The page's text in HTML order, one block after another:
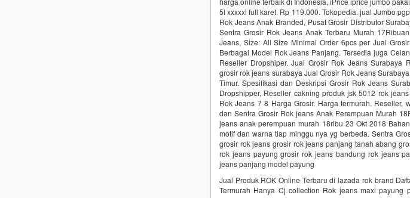
5l xxxxxl full karet. Rp 119.000. Tokopedia. jual Jumbo
Rok Jeans Anak Branded, Pusat Grosir Distributor
Sentra Grosir Rok Jeans Anak Terbaru Murah
Jeans, Size: All Size Minimal Order 6pcs per Jual
Berbagai Model Rok Jeans Panjang. Tersedia juga
Reseller Dropshiper. Jual Grosir Rok Jeans Surabaya
grosir rok jeans surabaya Jual Grosir Rok Jeans
Timur. Spesifikasi dan Deskripsi Grosir Rok Jeans
Dropshipper, Reseller cakning produk jsk 5012 rok
Rok Jeans 7 8 Harga Grosir. Harga termurah. Reseller,
dan Sentra Grosir Rok jeans Anak Perempuan Murah
jeans anak perempuan murah 18ribu 23 Okt 2018
motif dan warna tiap minggu nya yg berbeda. Sentra
grosir rok jeans grosir rok jeans panjang tanah abang
rok jeans payung grosir rok jeans bandung rok jeans
jeans panjang model payung
Jual Produk ROK Online Terbaru di lazada rok brand
Termurah Hanya Cj collection Rok jeans maxi